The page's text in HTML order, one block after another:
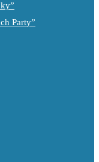
Party”